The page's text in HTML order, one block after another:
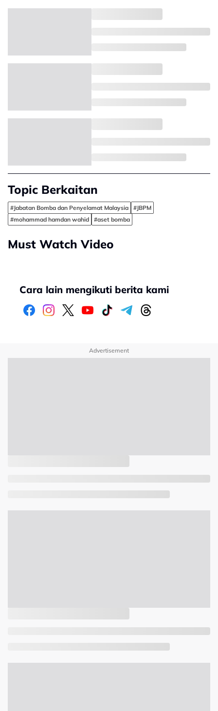
Topic Berkaitan
#Jabatan Bomba dan Penyelamat Malaysia
#JBPM
#mohammad hamdan wahid
#aset bomba
Must Watch Video
Cara lain mengikuti berita kami
Advertisement